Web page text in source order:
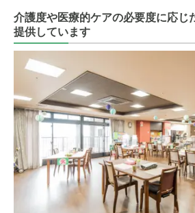
介護度や医療的ケアの必要度に応じ
提供しています